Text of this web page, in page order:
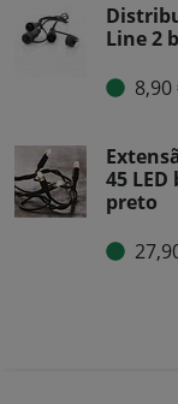
Line 2
45
preto